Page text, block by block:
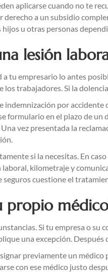
aplicarse cuando no te
derecho a un subsidio
u otras personas
lesión
tu empresario lo antes
los trabajadores. Si la
por
formulario en el plazo de
vez presentada la
si la necesitas. En
kilometraje y
cuestione el
propio
Si tu empresa o
una excepción.
previamente un médico
con ese médico justo